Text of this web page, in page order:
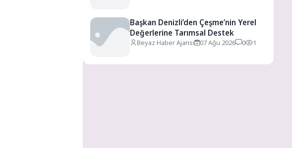
Başkan Denizli’den Çeşme’nin Yerel
Değerlerine Tarımsal Destek
Beyaz Haber Ajansı 07 Ağu 2026 0 1